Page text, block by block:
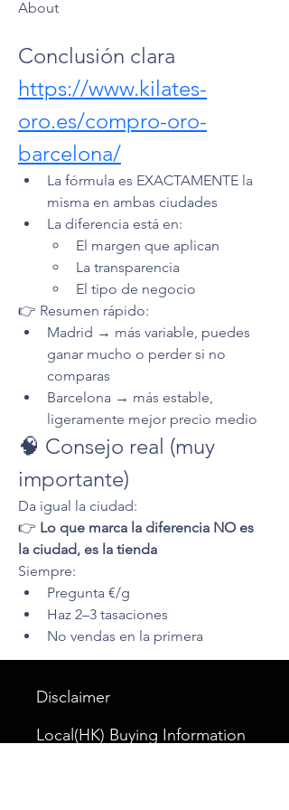
About
Conclusión clara
https://www.kilates-
oro.es/compro-oro-
barcelona/
La fórmula es EXACTAMENTE la
misma en ambas ciudades
La diferencia está en:
El margen que aplican
La transparencia
El tipo de negocio
👉 Resumen rápido:
Madrid → más variable, puedes
ganar mucho o perder si no
comparas
Barcelona → más estable,
ligeramente mejor precio medio
🧠 Consejo real (muy
importante)
Da igual la ciudad:
👉 Lo que marca la diferencia NO es
la ciudad, es la tienda
Siempre:
Pregunta €/g
Haz 2–3 tasaciones
No vendas en la primera
Disclaimer
Local(HK) Buying Information